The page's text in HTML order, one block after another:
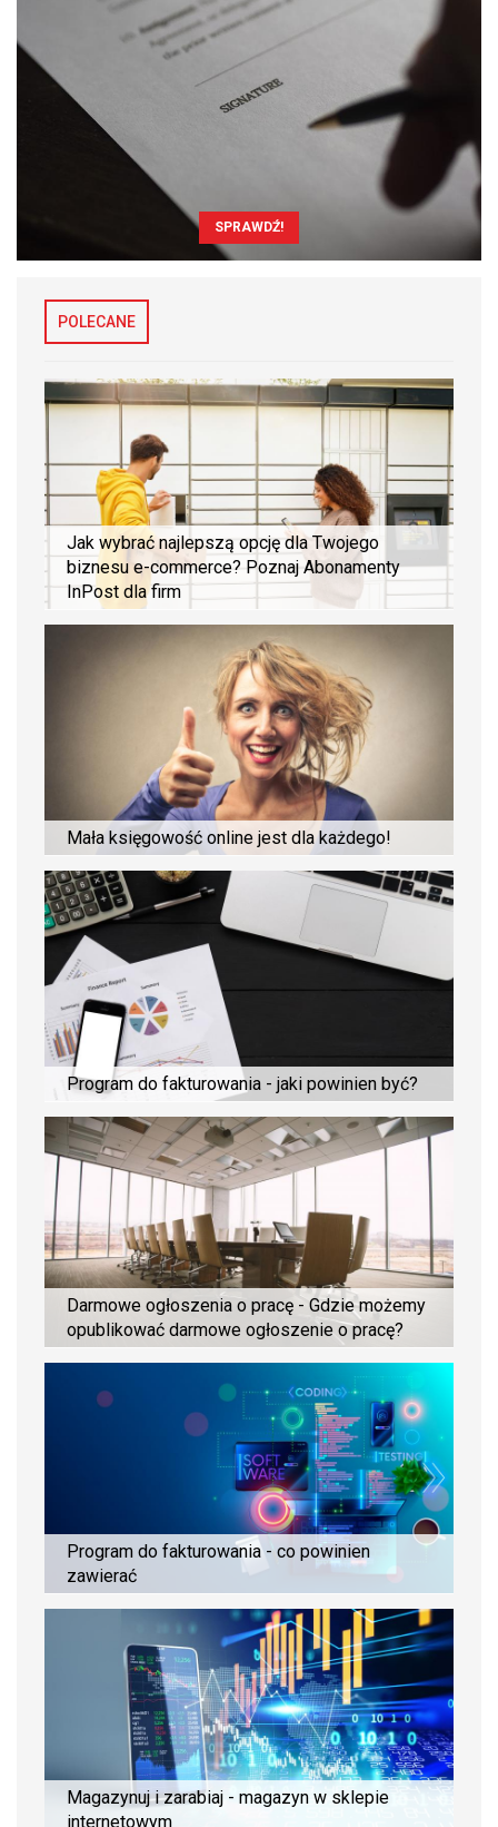
SPRAWDŹ!
POLECANE
Jak wybrać najlepszą opcję dla Twojego
biznesu e-commerce? Poznaj Abonamenty
InPost dla firm
Mała księgowość online jest dla każdego!
Program do fakturowania - jaki powinien być?
Darmowe ogłoszenia o pracę - Gdzie możemy
opublikować darmowe ogłoszenie o pracę?
Program do fakturowania - co powinien
zawierać
Magazynuj i zarabiaj - magazyn w sklepie
internetowym